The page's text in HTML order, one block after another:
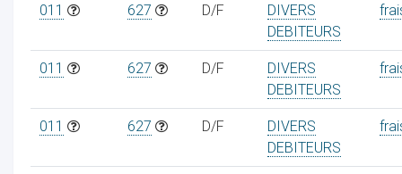
011 627 D/F
DIVERS
DEBITEURS
011 627 D/F
DIVERS
DEBITEURS
011 627 D/F
DIVERS
DEBITEURS